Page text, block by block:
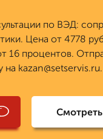
по ВЭД:
Цена от 4778
16 процентов.
kazan@setservis.ru.